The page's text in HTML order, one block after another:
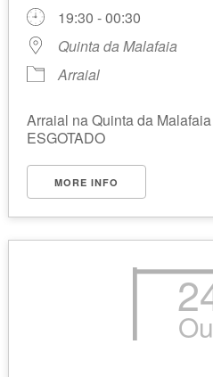
19:30 - 00:30
Quinta da Malafaia
Arraial
Arraial na Quinta da
ESGOTADO
MORE INFO